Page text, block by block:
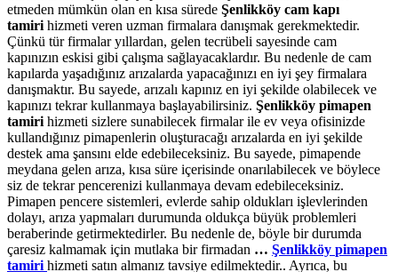
etmeden mümkün olan en kısa sürede Şenlikköy cam kapı
tamiri hizmeti veren uzman firmalara danışmak gerekmektedir.
Çünkü tür firmalar yıllardan, gelen tecrübeli sayesinde cam
kapınızın eskisi gibi çalışma sağlayacaklardır. Bu nedenle de cam
kapılarda yaşadığınız arızalarda yapacağınızı en iyi şey firmalara
danışmaktır. Bu sayede, arızalı kapınız en iyi şekilde olabilecek ve
kapınızı tekrar kullanmaya başlayabilirsiniz. Şenlikköy pimapen
tamiri hizmeti sizlere sunabilecek firmalar ile ev veya ofisinizde
kullandığınız pimapenlerin oluşturacağı arızalarda en iyi şekilde
destek ama şansını elde edebileceksiniz. Bu sayede, pimapende
meydana gelen arıza, kısa süre içerisinde onarılabilecek ve böylece
siz de tekrar pencerenizi kullanmaya devam edebileceksiniz.
Pimapen pencere sistemleri, evlerde sahip oldukları işlevlerinden
dolayı, arıza yapmaları durumunda oldukça büyük problemleri
beraberinde getirmektedirler. Bu nedenle de, böyle bir durumda
çaresiz kalmamak için mutlaka bir firmadan … Şenlikköy pimapen
tamiri hizmeti satın almanız tavsiye edilmektedir.. Ayrıca, bu